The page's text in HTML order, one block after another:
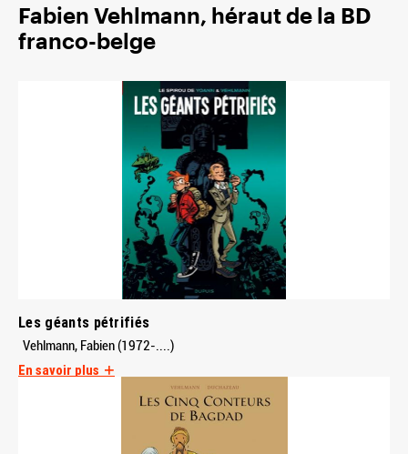
Fabien Vehlmann, héraut de la BD
franco-belge
Les géants pétrifiés
Vehlmann, Fabien (1972-....)
En savoir plus